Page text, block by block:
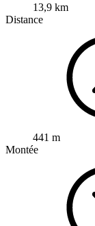
13,9 km
Distance
441 m
Montée